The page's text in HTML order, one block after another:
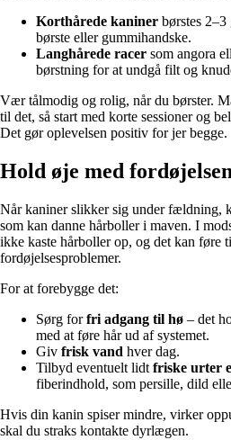
Korthårede kaniner børstes
børste eller gummihandske.
Langhårede racer som angora
børstning for at undgå filt og
Vær tålmodig og rolig, når du børster.
til det, så start med korte sessioner og
Det gør oplevelsen positiv for jer begge.
Hold øje med
Når kaniner slikker sig under fældning,
som kan danne hårboller i maven. I
ikke kaste hårboller op, og det kan føre
fordøjelsesproblemer.
For at forebygge det:
Sørg forfri adgang til hø – det
med at føre hår ud af systemet.
Giv frisk vand hver dag.
Tilbyd eventuelt lidt friske urter
fiberindhold, som persille, dild
Hvis din kanin spiser mindre, virker
skal du straks kontakte dyrlægen.